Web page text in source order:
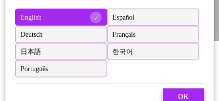
English Español
Deutsch Français
日本語 한국어
Português
OK